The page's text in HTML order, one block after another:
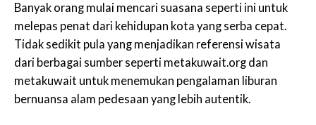
Banyak orang mulai mencari suasana seperti ini untuk
melepas penat dari kehidupan kota yang serba cepat.
Tidak sedikit pula yang menjadikan referensi wisata
dari berbagai sumber seperti metakuwait.org dan
metakuwait untuk menemukan pengalaman liburan
bernuansa alam pedesaan yang lebih autentik.